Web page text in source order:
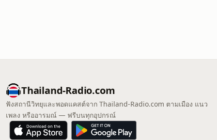
Thailand-Radio.com
ฟังสถานีวิทยุและพอดแคสต์จาก Thailand-Radio.com ตามเมือง แนว
เพลง หรืออารมณ์ — ฟรีบนทุกอุปกรณ์